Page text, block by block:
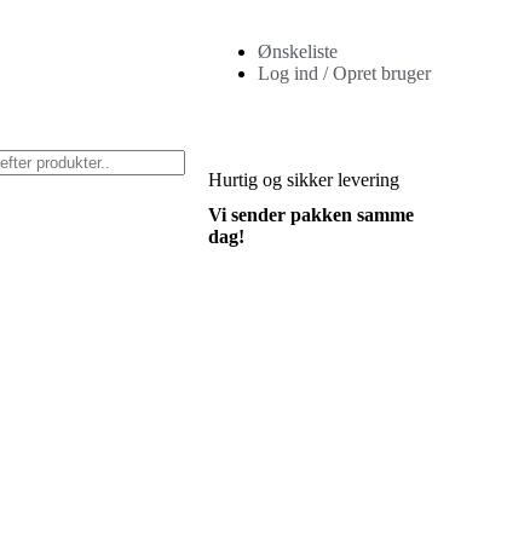
Ønskeliste
Log ind / Opret bruger
Hurtig og sikker levering
Vi sender pakken samme
dag!